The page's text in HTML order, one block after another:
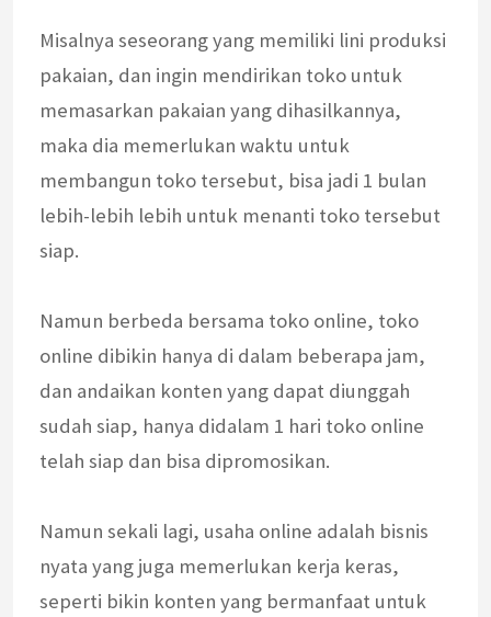
Misalnya seseorang yang memiliki lini produksi
pakaian, dan ingin mendirikan toko untuk
memasarkan pakaian yang dihasilkannya,
maka dia memerlukan waktu untuk
membangun toko tersebut, bisa jadi 1 bulan
lebih-lebih lebih untuk menanti toko tersebut
siap.
Namun berbeda bersama toko online, toko
online dibikin hanya di dalam beberapa jam,
dan andaikan konten yang dapat diunggah
sudah siap, hanya didalam 1 hari toko online
telah siap dan bisa dipromosikan.
Namun sekali lagi, usaha online adalah bisnis
nyata yang juga memerlukan kerja keras,
seperti bikin konten yang bermanfaat untuk